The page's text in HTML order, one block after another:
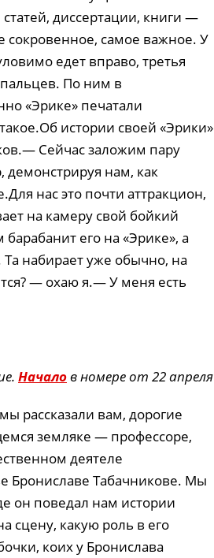
диссертации, книги —
сокровенное, самое важное. У
едет вправо, третья
пальцев. По ним в
«Эрике» печатали
истории своей «Эрики»
Сейчас заложим пару
демонстрируя нам, как
нас это почти аттракцион,
на камеру свой бойкий
его на «Эрике», а
набирает уже обычно, на
— охаю я.— У меня есть
Началов номере от 22 апреля
рассказали вам, дорогие
земляке — профессоре,
деятеле
Брониславе Табачникове. Мы
он поведал нам истории
сцену, какую роль в его
коих у Бронислава